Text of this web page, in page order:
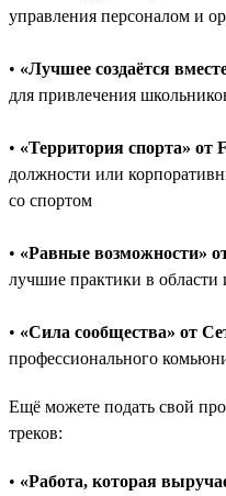
управления персоналом и
• «Лучшее создаётся
для привлечения
• «Территория спорта» от
должности или
со спортом
• «Равные возможности»
лучшие практики в области
• «Сила сообщества» от
профессионального
Ещё можете подать свой
треков:
• «Работа, которая